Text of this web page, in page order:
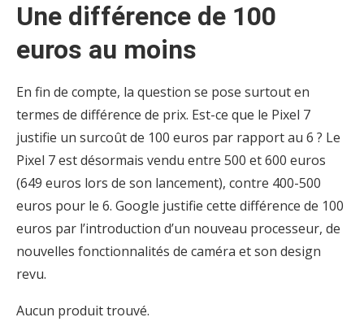
Une différence de 100
euros au moins
En fin de compte, la question se pose surtout en
termes de différence de prix. Est-ce que le Pixel 7
justifie un surcoût de 100 euros par rapport au 6 ? Le
Pixel 7 est désormais vendu entre 500 et 600 euros
(649 euros lors de son lancement), contre 400-500
euros pour le 6. Google justifie cette différence de 100
euros par l’introduction d’un nouveau processeur, de
nouvelles fonctionnalités de caméra et son design
revu.
Aucun produit trouvé.